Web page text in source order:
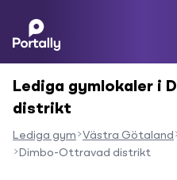
Lediga gymlokaler i
distrikt
Lediga gym Västra Götaland
Dimbo-Ottravad distrikt